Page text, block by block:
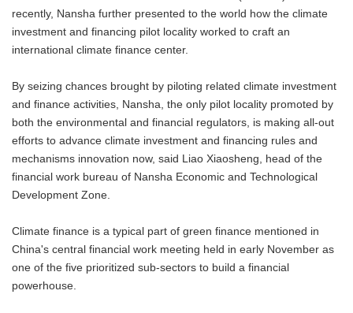
recently, Nansha further presented to the world how the climate
investment and financing pilot locality worked to craft an
international climate finance center.
By seizing chances brought by piloting related climate investment
and finance activities, Nansha, the only pilot locality promoted by
both the environmental and financial regulators, is making all-out
efforts to advance climate investment and financing rules and
mechanisms innovation now, said Liao Xiaosheng, head of the
financial work bureau of Nansha Economic and Technological
Development Zone.
Climate finance is a typical part of green finance mentioned in
China's central financial work meeting held in early November as
one of the five prioritized sub-sectors to build a financial
powerhouse.